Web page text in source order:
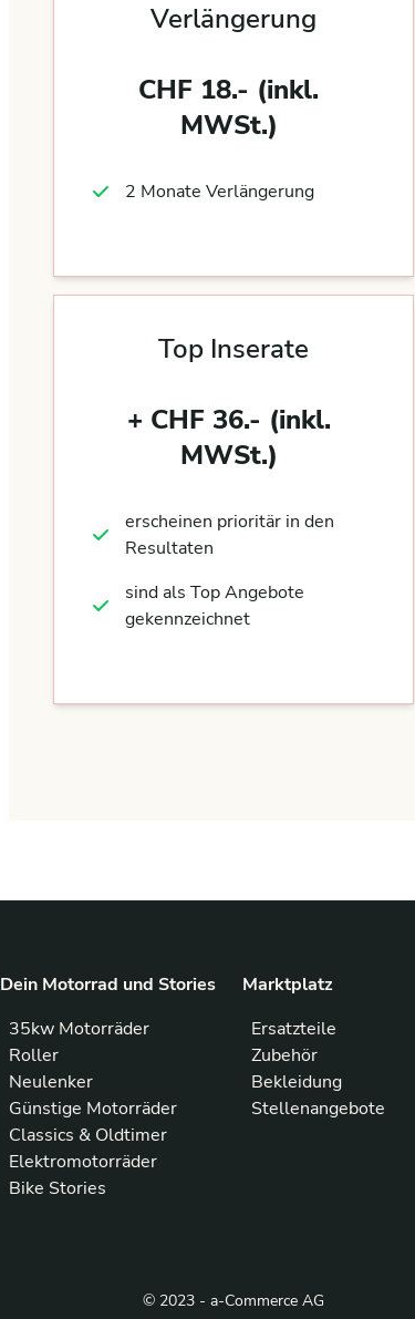
Verlängerung
CHF 18.- (inkl.
MWSt.)
2 Monate Verlängerung
Top Inserate
+ CHF 36.- (inkl.
MWSt.)
erscheinen prioritär in den
Resultaten
sind als Top Angebote
gekennzeichnet
Dein Motorrad und Stories
35kw Motorräder
Roller
Neulenker
Günstige Motorräder
Classics & Oldtimer
Elektromotorräder
Bike Stories
Marktplatz
Ersatzteile
Zubehör
Bekleidung
Stellenangebote
© 2023 - a-Commerce AG